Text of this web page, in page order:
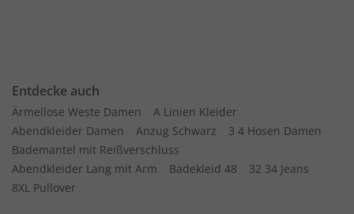
Entdecke auch
Ärmellose Weste Damen
A Linien Kleider
Abendkleider Damen
Anzug Schwarz
3 4 Hosen Damen
Bademantel mit Reißverschluss
Abendkleider Lang mit Arm
Badekleid 48
32 34 Jeans
8XL Pullover